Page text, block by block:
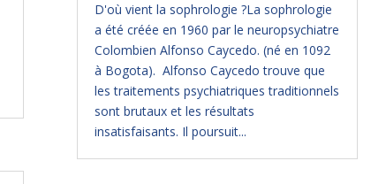
D'où vient la sophrologie ?La sophrologie
a été créée en 1960 par le neuropsychiatre
Colombien Alfonso Caycedo. (né en 1092
à Bogota). Alfonso Caycedo trouve que
les traitements psychiatriques traditionnels
sont brutaux et les résultats
insatisfaisants. Il poursuit...